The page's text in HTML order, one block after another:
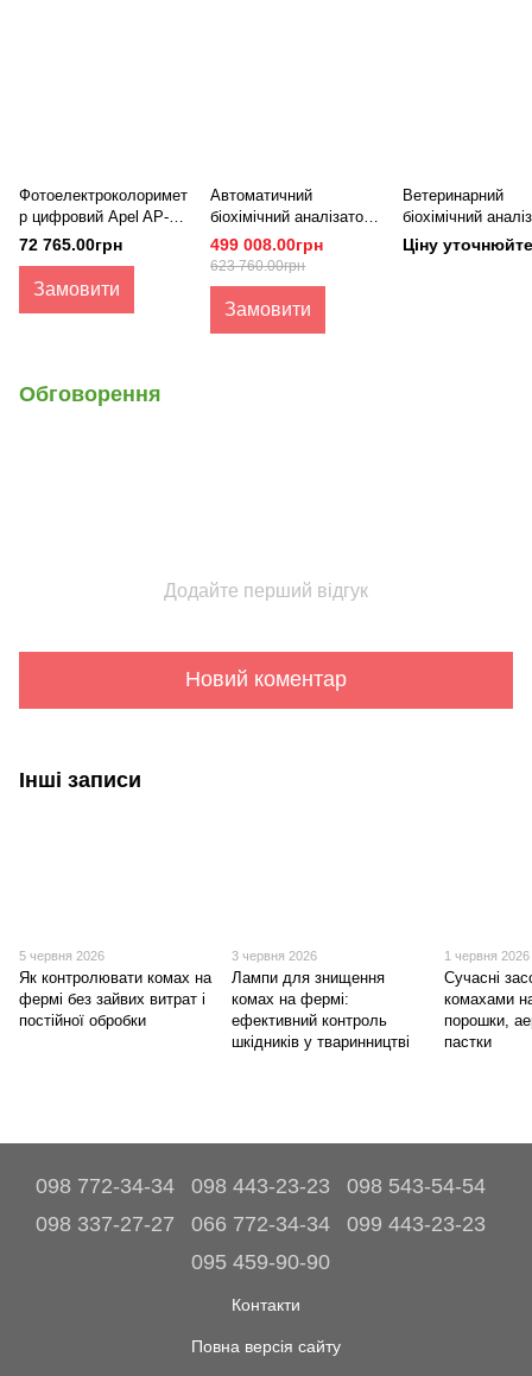
Фотоелектроколоримет
р цифровий Apel AP-
120
72 765.00грн
Замовити
Автоматичний
біохімічний аналізатор
BS-240Vet, Mindray
499 008.00грн
623 760.00грн
Замовити
Ветеринарний
біохімічний
Samsung PT10V
Ціну уточнюйте
Обговорення
Додайте перший відгук
Новий коментар
Інші записи
5 червня 2026
Як контролювати комах на
фермі без зайвих витрат і
постійної обробки
3 червня 2026
Лампи для знищення
комах на фермі:
ефективний контроль
шкідників у тваринництві
1 червня 2026
Сучасні
комахами
порошки,
пастки
098 772-34-34 098 443-23-23
098 543-54-54
098 337-27-27
066 772-34-34
099 443-23-23
095 459-90-90
Контакти
Повна версія сайту